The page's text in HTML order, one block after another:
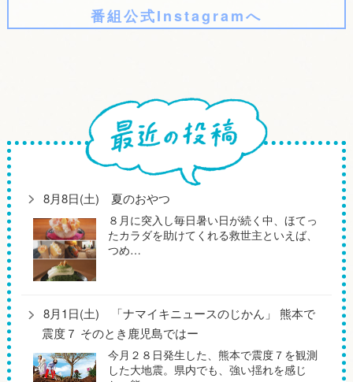
番組公式Instagramへ
8月8日(土) 夏のおやつ
８月に突入し毎日暑い日が続く中、ほてっ
たカラダを助けてくれる救世主といえば、
つめ…
8月1日(土) 「ナマイキニュースのじかん」 熊本で
震度７ そのとき鹿児島ではー
今月２８日発生した、熊本で震度７を観測
した大地震。県内でも、強い揺れを感じ